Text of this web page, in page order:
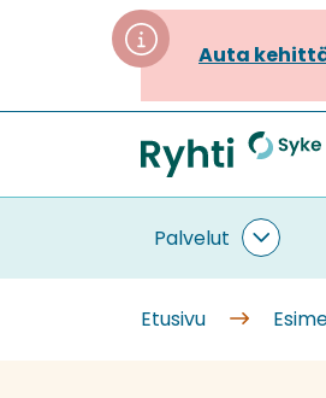
Siirry
sisältöönAuta
Etusivu
Palvelut
Palvelut
Etusivu